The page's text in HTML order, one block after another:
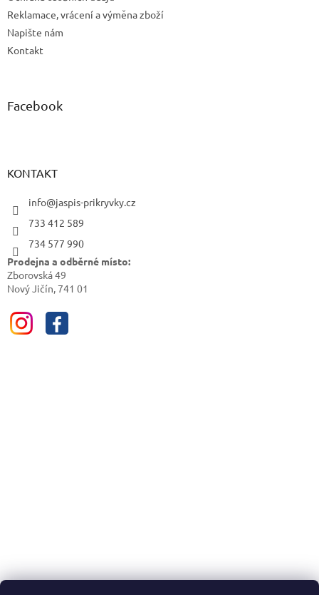
Reklamace, vrácení a výměna zboží
Napište nám
Kontakt
Facebook
KONTAKT
info@jaspis-prikryvky.cz
733 412 589
734 577 990
Prodejna a odběrné místo:
Zborovská 49
Nový Jičín, 741 01